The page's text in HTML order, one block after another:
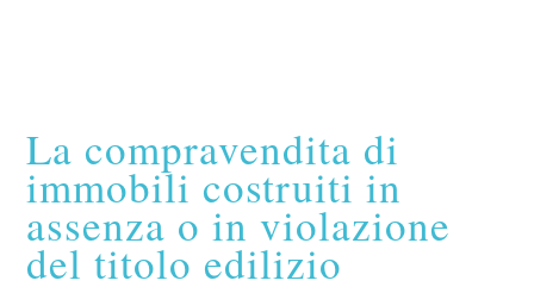
La compravendita di
immobili costruiti in
assenza o in violazione
del titolo edilizio